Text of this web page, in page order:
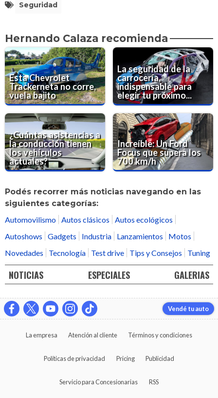
Seguridad
Hernando Calaza recomienda
Esta Chevrolet
Trackerneta no corre,
vuela bajito
La seguridad de la
carrocería,
indispensable para
elegir tu próximo...
¿Cuántas asistencias a
la conducción tienen
los vehículos
actuales?
Increíble: Un Ford
Focus que supera los
700 km/h
Podés recorrer más noticias navegando en las
siguientes categorías:
Automovilismo Autos clásicos
Autos ecológicos
Autoshows
Gadgets Industria Lanzamientos
Motos
Novedades
Tecnología Test drive Tips y Consejos Tuning
NOTICIAS ESPECIALES GALERIAS
Vendé tu auto
La empresa Atención al cliente Términos y condiciones
Políticas de privacidad Pricing Publicidad
Servicio para Concesionarias RSS